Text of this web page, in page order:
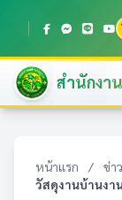
สำนักงา
หน้าแรก / ข่า
วัสดุงานบ้านงา